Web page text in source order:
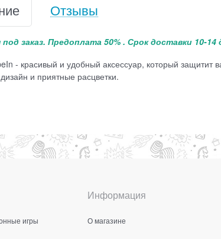
Отзывы
заказ. Предоплата 50% . Срок доставки 10-14
- красивый и удобный аксессуар, который защитит
и приятные расцветки.
игры
Информация
О магазине